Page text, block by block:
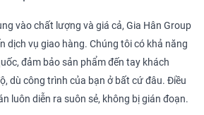
vào chất lượng và giá cả, Gia Hân Group
dịch vụ giao hàng. Chúng tôi có khả năng
đảm bảo sản phẩm đến tay khách
dù công trình của bạn ở bất cứ đâu. Điều
luôn diễn ra suôn sẻ, không bị gián đoạn.